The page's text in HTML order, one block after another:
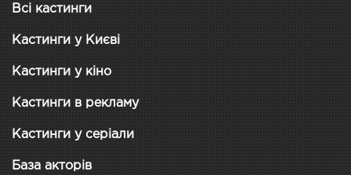
Всі кастинги
Кастинги у Києві
Кастинги у кіно
Кастинги в рекламу
Кастинги у серіали
База акторів